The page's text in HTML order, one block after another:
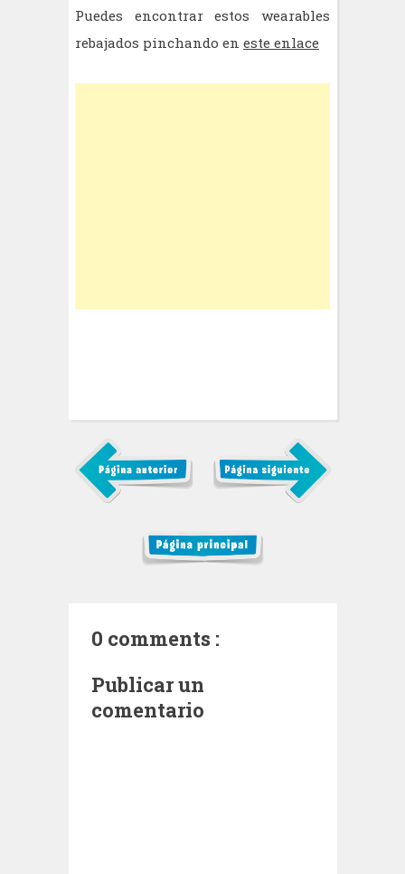
Puedes encontrar estos wearables
rebajados pinchando en este enlace
0 comments :
Publicar un
comentario